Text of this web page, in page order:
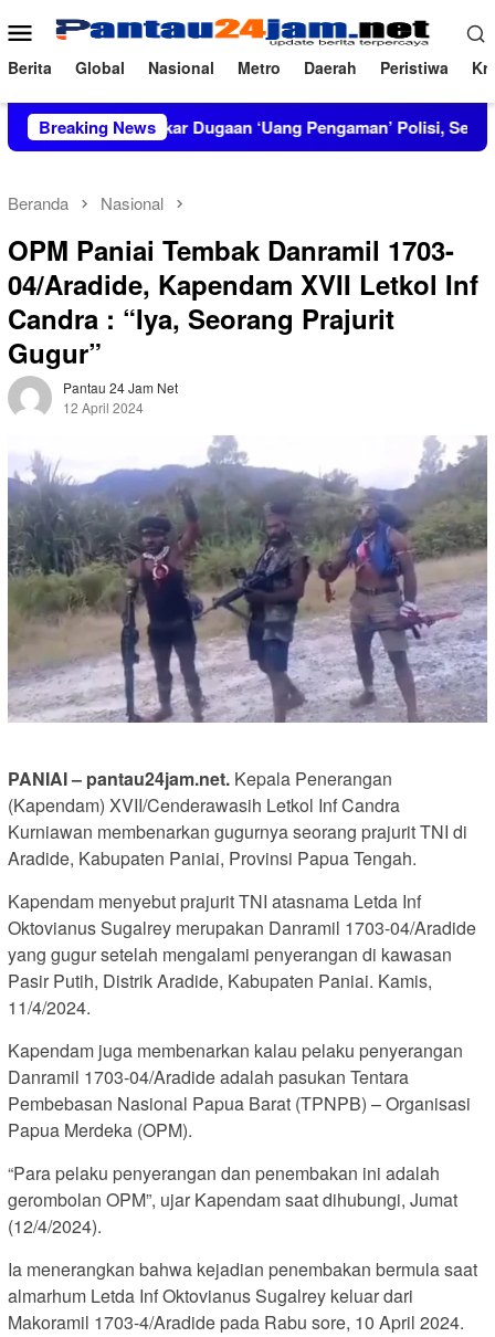
ke
konten
Menu
Mobile
Berita Global Nasional Metro Daerah Peristiwa
Breaking News
IRT Bongkar Dugaan ‘Uang Pengaman’ Polisi, Setor Rp2,5
Beranda Nasional
OPM Paniai Tembak Danramil 1703-
04/Aradide, Kapendam XVII Letkol Inf
Candra : “Iya, Seorang Prajurit
Gugur”
Pantau 24 Jam Net
12 April 2024
PANIAI – pantau24jam.net. Kepala Penerangan
(Kapendam) XVII/Cenderawasih Letkol Inf Candra
Kurniawan membenarkan gugurnya seorang prajurit TNI di
Aradide, Kabupaten Paniai, Provinsi Papua Tengah.
Kapendam menyebut prajurit TNI atasnama Letda Inf
Oktovianus Sugalrey merupakan Danramil 1703-04/Aradide
yang gugur setelah mengalami penyerangan di kawasan
Pasir Putih, Distrik Aradide, Kabupaten Paniai. Kamis,
11/4/2024.
Kapendam juga membenarkan kalau pelaku penyerangan
Danramil 1703-04/Aradide adalah pasukan Tentara
Pembebasan Nasional Papua Barat (TPNPB) – Organisasi
Papua Merdeka (OPM).
“Para pelaku penyerangan dan penembakan ini adalah
gerombolan OPM”, ujar Kapendam saat dihubungi, Jumat
(12/4/2024).
Ia menerangkan bahwa kejadian penembakan bermula saat
almarhum Letda Inf Oktovianus Sugalrey keluar dari
Makoramil 1703-4/Aradide pada Rabu sore, 10 April 2024.